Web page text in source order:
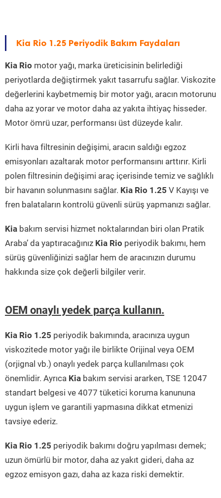
Kia Rio 1.25 Periyodik Bakım Faydaları
Kia Rio motor yağı, marka üreticisinin belirlediği
periyotlarda değiştirmek yakıt tasarrufu sağlar. Viskozite
değerlerini kaybetmemiş bir motor yağı, aracın motorunu
daha az yorar ve motor daha az yakıta ihtiyaç hisseder.
Motor ömrü uzar, performansı üst düzeyde kalır.
Kirli hava filtresinin değişimi, aracın saldığı egzoz
emisyonları azaltarak motor performansını arttırır. Kirli
polen filtresinin değişimi araç içerisinde temiz ve sağlıklı
bir havanın solunmasını sağlar. Kia Rio 1.25 V Kayışı ve
fren balataların kontrolü güvenli sürüş yapmanızı sağlar.
Kia bakım servisi hizmet noktalarından biri olan Pratik
Araba’ da yaptıracağınız Kia Rio periyodik bakımı, hem
sürüş güvenliğinizi sağlar hem de aracınızın durumu
hakkında size çok değerli bilgiler verir.
OEM onaylı yedek parça kullanın.
Kia Rio 1.25 periyodik bakımında, aracınıza uygun
viskozitede motor yağı ile birlikte Orijinal veya OEM
(orjignal vb.) onaylı yedek parça kullanılması çok
önemlidir. Ayrıca Kia bakım servisi ararken, TSE 12047
standart belgesi ve 4077 tüketici koruma kanununa
uygun işlem ve garantili yapmasına dikkat etmenizi
tavsiye ederiz.
Kia Rio 1.25 periyodik bakımı doğru yapılması demek;
uzun ömürlü bir motor, daha az yakıt gideri, daha az
egzoz emisyon gazı, daha az kaza riski demektir.